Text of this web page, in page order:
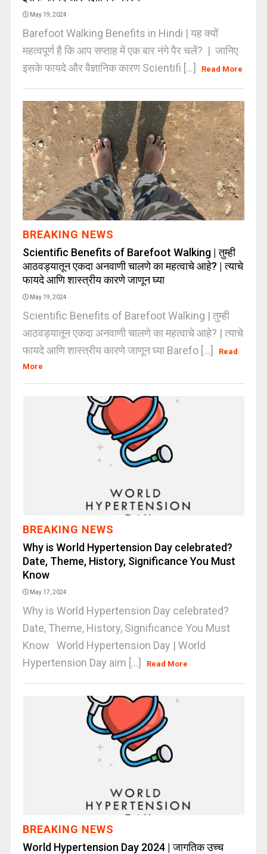
May 19, 2024
Barefoot Walking Benefits in Hindi | यह क्यों
महत्वपूर्ण है कि आप सप्ताह में एक बार नंगे पैर चलें? | जानिए
इसके फायदे और वैज्ञानिक कारण Scientifi [...]
Read More
BREAKING NEWS
Scientific Benefits of Barefoot Walking | तुम्ही
आठवड्यातून एकदा अनवाणी चालणे का महत्वाचे आहे? | त्याचे
फायदे आणि शास्त्रीय कारणे जाणून घ्या
May 19, 2024
Scientific Benefits of Barefoot Walking | तुम्ही
आठवड्यातून एकदा अनवाणी चालणे का महत्वाचे आहे? | त्याचे
फायदे आणि शास्त्रीय कारणे जाणून घ्या Barefo [...]
Read
More
BREAKING NEWS
Why is World Hypertension Day celebrated?
Date, Theme, History, Significance You Must
Know
May 17, 2024
Why is World Hypertension Day celebrated?
Date, Theme, History, Significance You Must
Know World Hypertension Day | World
Hypertension Day aim [...]
Read More
BREAKING NEWS
World Hypertension Day 2024 | जागतिक उच्च